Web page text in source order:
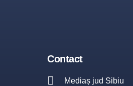
Contact
Mediaș jud Sibiu